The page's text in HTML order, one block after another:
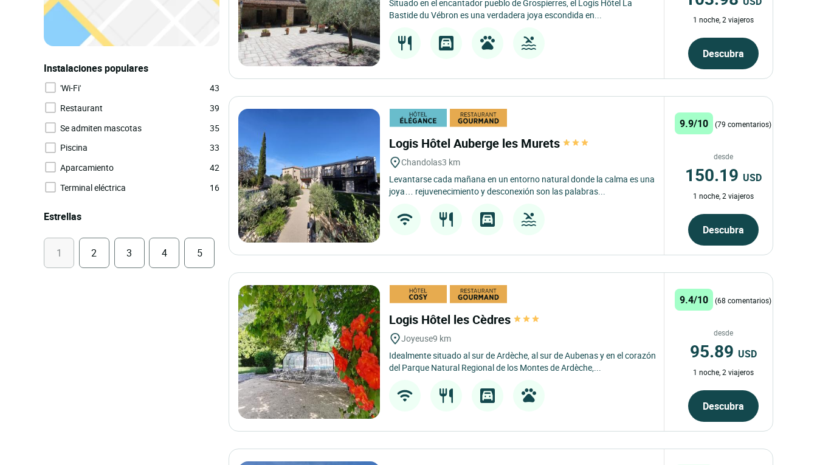
Instalaciones populares
'Wi-Fi'
43
Restaurant
39
Se admiten mascotas
35
Piscina
33
Aparcamiento
42
Terminal eléctrica
16
Estrellas
1 2 3 4 5
Situado en el encantador pueblo de Grospierres, el Logis Hôtel La
Bastide du Vébron es una verdadera joya escondida en...
1 noche, 2 viajeros
Descubra
Logis Hôtel Auberge les Murets
Chandolas3 km
Levantarse cada mañana en un entorno natural donde la calma es una
joya… rejuvenecimiento y desconexión son las palabras...
9.9/10 (79 comentarios)
desde
150.19 USD
1 noche, 2 viajeros
Descubra
Logis Hôtel les Cèdres
Joyeuse9 km
Idealmente situado al sur de Ardèche, al sur de Aubenas y en el corazón
del Parque Natural Regional de los Montes de Ardèche,...
9.4/10 (68 comentarios)
desde
95.89 USD
1 noche, 2 viajeros
Descubra